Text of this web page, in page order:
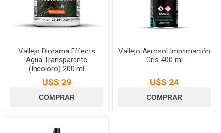
Vallejo Diorama Effects
Agua Transparente
(Incoloro) 200 ml
U$S 29
Vallejo Aerosol Imprimación
Gris 400 ml
U$S 24